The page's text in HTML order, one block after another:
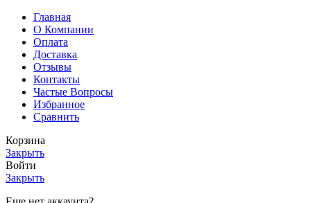
Главная
О Компании
Оплата
Доставка
Отзывы
Контакты
Частые Вопросы
Избранное
Сравнить
Корзина
Закрыть
Войти
Закрыть